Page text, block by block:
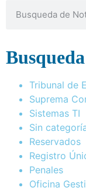
Tribunal de
Suprema
Sistemas TI
Sin
Reservados
Registro
Penales
Oficina